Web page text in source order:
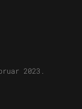
2023